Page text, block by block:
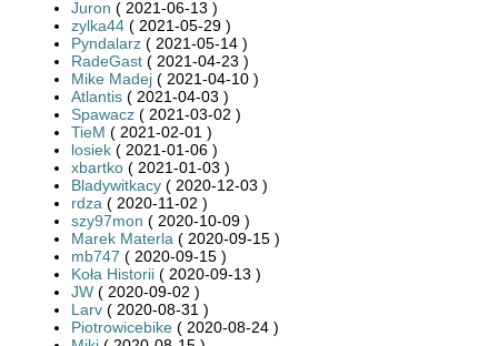
Juron ( 2021-06-13 )
zylka44 ( 2021-05-29 )
Pyndalarz ( 2021-05-14 )
RadeGast ( 2021-04-23 )
Mike Madej ( 2021-04-10 )
Atlantis ( 2021-04-03 )
Spawacz ( 2021-03-02 )
TieM ( 2021-02-01 )
losiek ( 2021-01-06 )
xbartko ( 2021-01-03 )
Bladywitkacy ( 2020-12-03 )
rdza ( 2020-11-02 )
szy97mon ( 2020-10-09 )
Marek Materla ( 2020-09-15 )
mb747 ( 2020-09-15 )
Koła Historii ( 2020-09-13 )
JW ( 2020-09-02 )
Larv ( 2020-08-31 )
Piotrowicebike ( 2020-08-24 )